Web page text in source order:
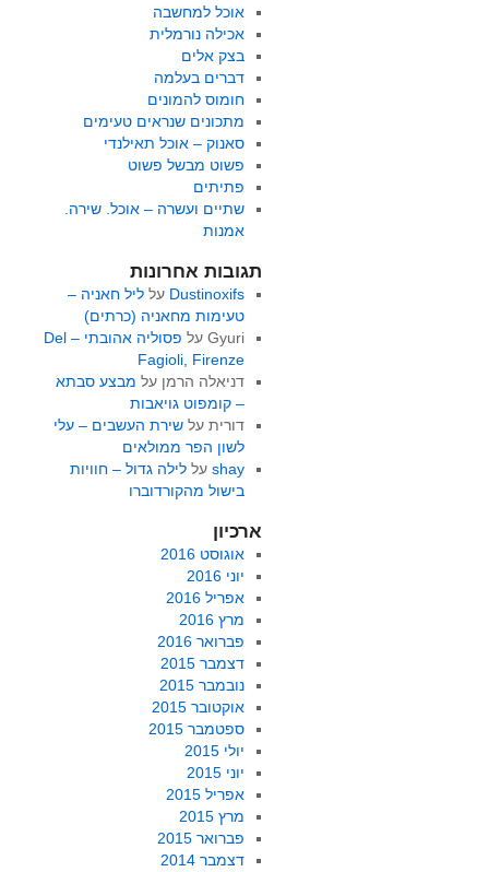
אוכל למחשבה
אכילה נורמלית
בצק אלים
דברים בעלמה
חומוס להמונים
מתכונים שנראים טעימים
סאנוק – אוכל תאילנדי
פשוט מבשל פשוט
פתיתים
שתיים ועשרה – אוכל. שירה.
אמנות
תגובות אחרונות
Dustinoxifs על ליל חאניה –
טעימות מחאניה (כרתים)
Gyuriעל
פסוליה אהובתי – Del
Fagioli, Firenze
דניאלה הרמן על מבצע סבתא
– קומפוט גויאבות
דוריתעל שירת העשבים – עלי
לשון הפר ממולאים
shayעל לילה גדול – חוויות
בישול מהקורדוברו
ארכיון
אוגוסט 2016
יוני 2016
אפריל 2016
מרץ 2016
פברואר 2016
דצמבר 2015
נובמבר 2015
אוקטובר 2015
ספטמבר 2015
יולי 2015
יוני 2015
אפריל 2015
מרץ 2015
פברואר 2015
דצמבר 2014